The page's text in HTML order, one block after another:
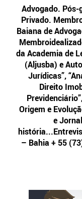
Advogado. Pós-
Privado.
Baiana de
da Academia de
(Aljusba) e
Jurídicas”,
Direito
Origem e
e
– Bahia + 55